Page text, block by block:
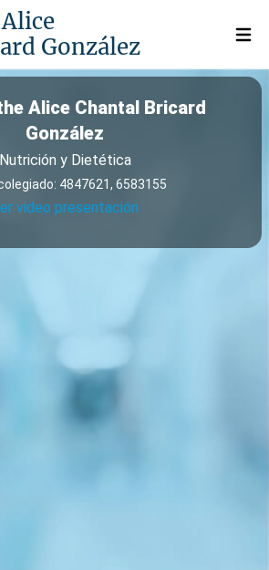
González
Open
Alice Chantal Bricard
González
Nutrición y Dietética
4847621, 6583155
video presentación